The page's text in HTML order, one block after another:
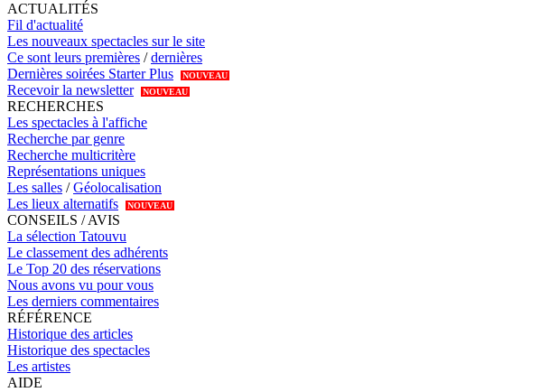
ACTUALITÉS
Fil d'actualité
Les nouveaux spectacles sur le site
Ce sont leurs premières /dernières
Dernières soirées Starter Plus
NOUVEAU
Recevoir la newsletter NOUVEAU
RECHERCHES
Les spectacles à l'affiche
Recherche par genre
Recherche multicritère
Représentations uniques
Les salles /Géolocalisation
Les lieux alternatifs
NOUVEAU
CONSEILS / AVIS
La sélection Tatouvu
Le classement des adhérents
Le Top 20 des réservations
Nous avons vu pour vous
Les derniers commentaires
RÉFÉRENCE
Historique des articles
Historique des spectacles
Les artistes
AIDE